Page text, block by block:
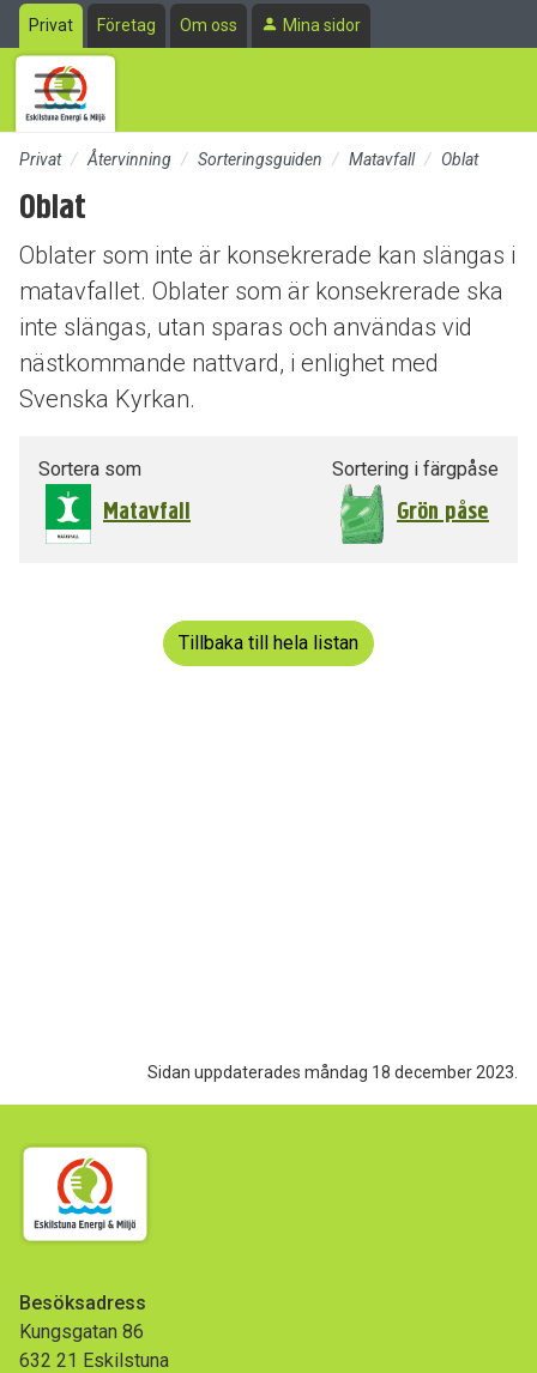
Till sidans huvudinnehåll
Privat Företag Om oss Mina sidor
Privat Återvinning Sorteringsguiden Matavfall Oblat
Oblat
Oblater som inte är konsekrerade kan slängas i
matavfallet. Oblater som är konsekrerade ska
inte slängas, utan sparas och användas vid
nästkommande nattvard, i enlighet med
Svenska Kyrkan.
Sortera som
Matavfall
Sortering i färgpåse
Grön påse
Tillbaka till hela listan
Sidan uppdaterades måndag 18 december 2023.
Besöksadress
Kungsgatan 86
632 21 Eskilstuna